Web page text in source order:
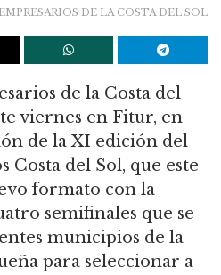
DE LA COSTA DEL SOL
de la Costa del
viernes en Fitur, en
de la XI edición del
Costa del Sol, que este
formato con la
semifinales que se
municipios de la
para seleccionar a